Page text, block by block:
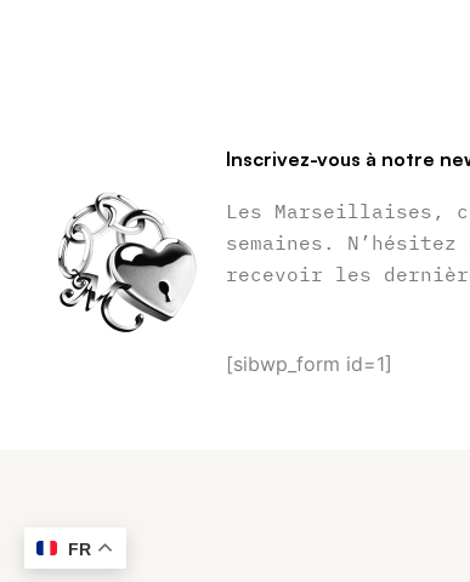
Inscrivez-vous à notre
Les Marseillaises,
semaines.
recevoir les
[sibwp_form id=1]
FR